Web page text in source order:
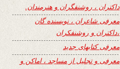
داکتران ، روشنفگران و هنرمندان.
معرفی شاعران ، نویسنده گان
،داکتران و روشنفکران
معرفی کتابهای جدید
معرفی و تجلیل از مساجد ، اماکن و